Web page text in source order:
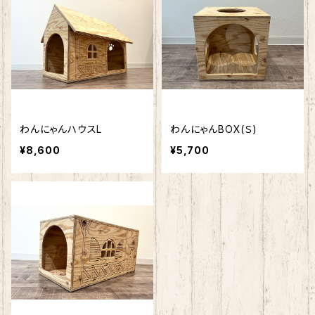
わんにゃんハウスL
¥8,600
わんにゃんBOX(Ｓ)
¥5,700